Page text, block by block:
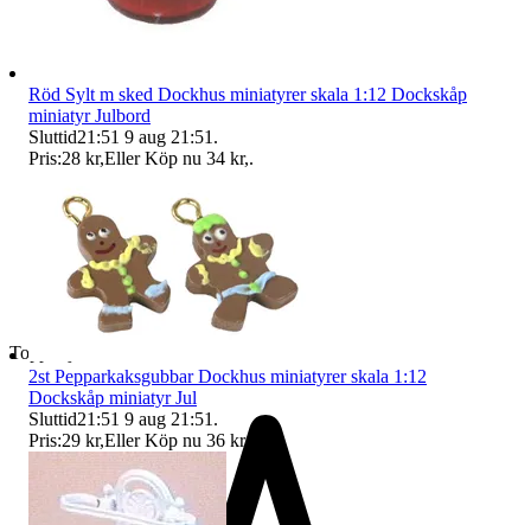
Toppsäljare
Röd Sylt m sked Dockhus miniatyrer skala 1:12 Dockskåp
miniatyr Julbord
Sluttid21:51 9 aug 21:51 .
Pris:28 kr,Eller Köp nu 34 kr,.
2st Pepparkaksgubbar Dockhus miniatyrer skala 1:12
Dockskåp miniatyr Jul
Sluttid21:51 9 aug 21:51 .
Pris:29 kr,Eller Köp nu 36 kr,